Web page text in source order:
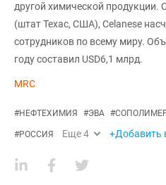
другой химической продукции.
(штат Техас, США), Celanese
сотрудников по всему миру.
году составил USD6,1 млрд.
MRC
#НЕФТЕХИМИЯ #ЭВА #
#РОССИЯ Еще4 +Добавить